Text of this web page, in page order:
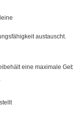
austauscht.
eine maximale